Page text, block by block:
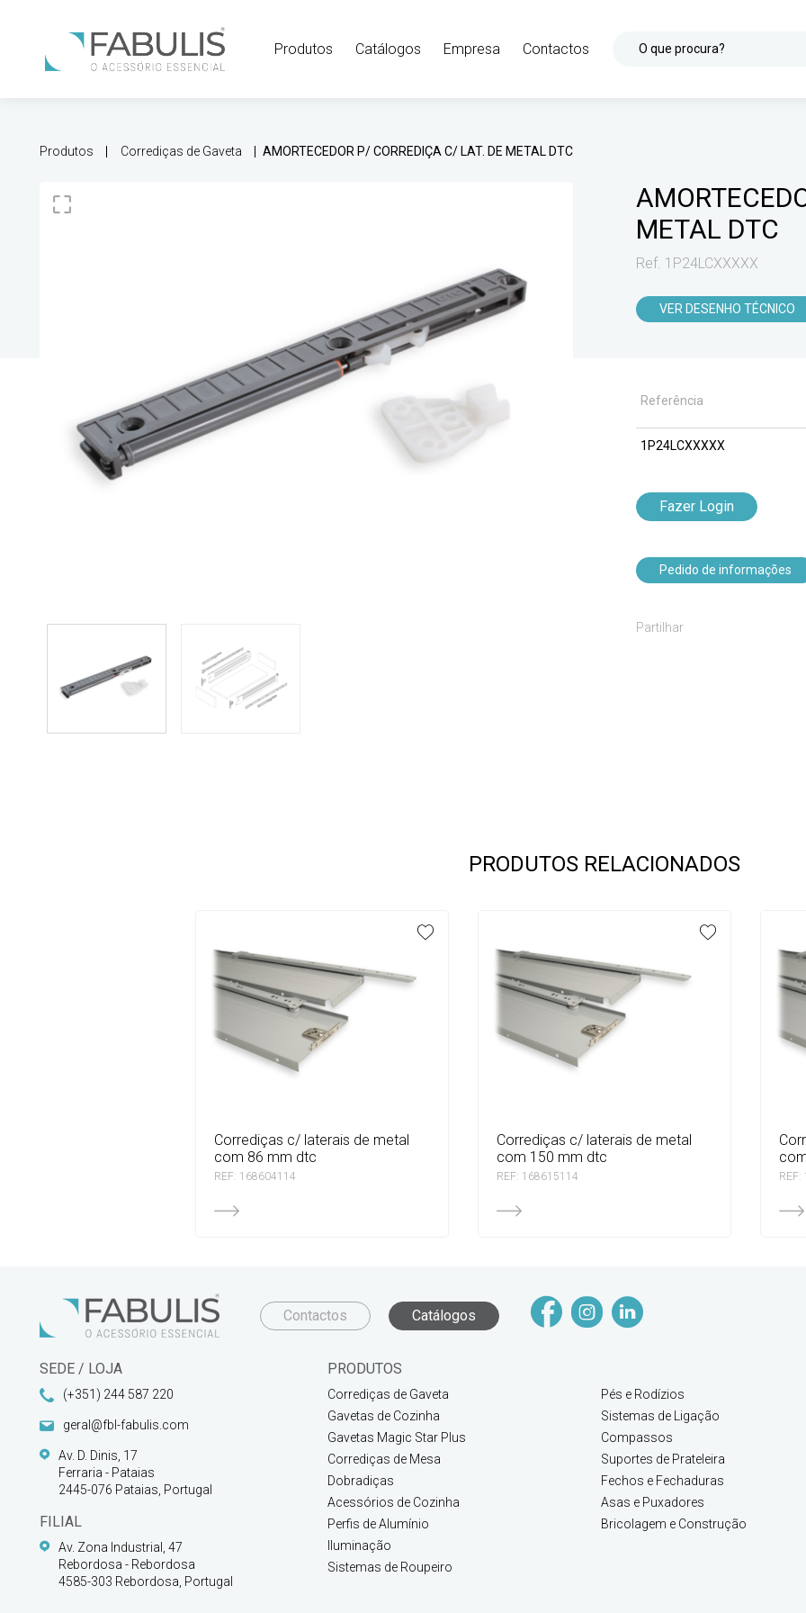
Produtos Catálogos Empresa Contactos O que procura?
Produtos Corrediças de Gaveta AMORTECEDOR P/ CORREDIÇA C/ LAT. DE METAL DTC
METAL DTC
Ref. 1P24LCXXXXX
VER DESENHO TÉCNICO
Referência
1P24LCXXXXX
Fazer Login
Pedido de informações
Partilhar
PRODUTOS RELACIONADOS
corrediças c/ laterais de metal
com 86 mm dtc
REF: 168604114
corrediças c/ laterais de metal
com 150 mm dtc
REF: 168615114
corrediças c/ laterais de metal
Contactos Catálogos
SEDE / LOJA
(+351) 244 587 220
geral@fbl-fabulis.com
Av. D. Dinis, 17
Ferraria - Pataias
2445-076 Pataias, Portugal
FILIAL
Av. Zona Industrial, 47
Rebordosa - Rebordosa
4585-303 Rebordosa, Portugal
PRODUTOS
Corrediças de Gaveta
Gavetas de Cozinha
Gavetas Magic Star Plus
Corrediças de Mesa
Dobradiças
Acessórios de Cozinha
Perfis de Alumínio
Iluminação
Sistemas de Roupeiro
Pés e Rodízios
Sistemas de Ligação
Compassos
Suportes de Prateleira
Fechos e Fechaduras
Asas e Puxadores
Bricolagem e Construção